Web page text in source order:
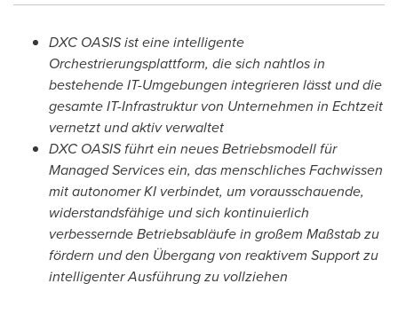
DXC OASIS ist eine intelligente
Orchestrierungsplattform, die sich nahtlos in
bestehende IT-Umgebungen integrieren lässt und die
gesamte IT-Infrastruktur von Unternehmen in Echtzeit
vernetzt und aktiv verwaltet
DXC OASIS führt ein neues Betriebsmodell für
Managed Services ein, das menschliches Fachwissen
mit autonomer KI verbindet, um vorausschauende,
widerstandsfähige und sich kontinuierlich
verbessernde Betriebsabläufe in großem Maßstab zu
fördern und den Übergang von reaktivem Support zu
intelligenter Ausführung zu vollziehen